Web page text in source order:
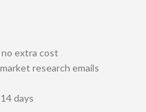
extra cost
research emails
days